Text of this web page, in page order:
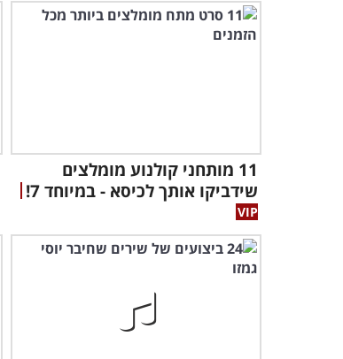
11 מותחני קולנוע מומלצים
שידביקו אותך לכיסא - במיוחד 7!